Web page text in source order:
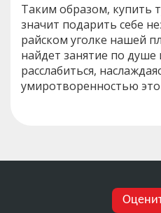
Таким образом, купить
значит подарить себе
райском уголке нашей
найдет занятие по
расслабиться,
умиротворенностью